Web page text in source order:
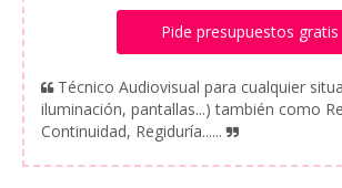
Pide presupuestos gratis
Técnico Audiovisual para cualquier
iluminación, pantallas...) también como
Continuidad, Regiduría......